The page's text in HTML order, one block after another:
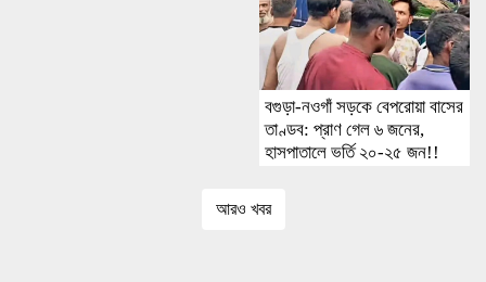
বগুড়া-নওগাঁ সড়কে বেপরোয়া বাসের
তাণ্ডব: প্রাণ গেল ৬ জনের,
হাসপাতালে ভর্তি ২০-২৫ জন!!
আরও খবর